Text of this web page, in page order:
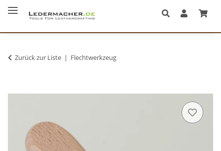
Zurück zur Liste Flechtwerkzeug